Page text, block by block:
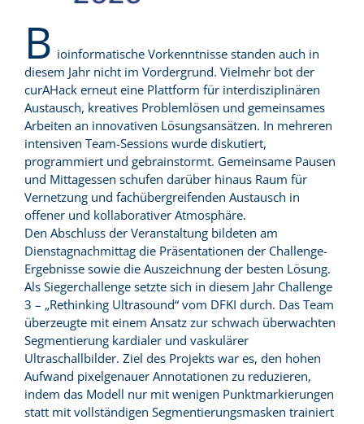
B ioinformatische Vorkenntnisse standen auch in
diesem Jahr nicht im Vordergrund. Vielmehr bot der
curAHack erneut eine Plattform für interdisziplinären
Austausch, kreatives Problemlösen und gemeinsames
Arbeiten an innovativen Lösungsansätzen. In mehreren
intensiven Team-Sessions wurde diskutiert,
programmiert und gebrainstormt. Gemeinsame Pausen
und Mittagessen schufen darüber hinaus Raum für
Vernetzung und fachübergreifenden Austausch in
offener und kollaborativer Atmosphäre.
Den Abschluss der Veranstaltung bildeten am
Dienstagnachmittag die Präsentationen der Challenge-
Ergebnisse sowie die Auszeichnung der besten Lösung.
Als Siegerchallenge setzte sich in diesem Jahr Challenge
3 – „Rethinking Ultrasound“ vom DFKI durch. Das Team
überzeugte mit einem Ansatz zur schwach überwachten
Segmentierung kardialer und vaskulärer
Ultraschallbilder. Ziel des Projekts war es, den hohen
Aufwand pixelgenauer Annotationen zu reduzieren,
indem das Modell nur mit wenigen Punktmarkierungen
statt mit vollständigen Segmentierungsmasken trainiert